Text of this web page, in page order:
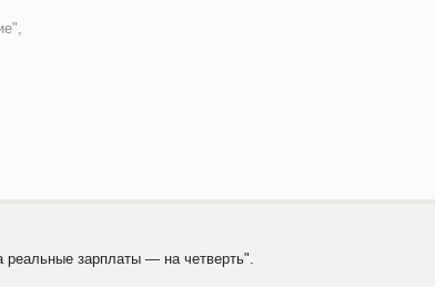
зарплаты — на четверть".